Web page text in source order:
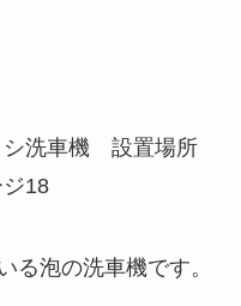
る泡の洗車機です。